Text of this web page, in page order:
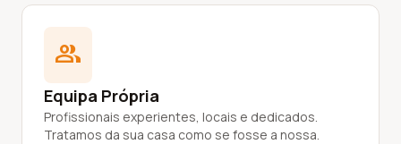
group
Equipa Própria
Profissionais experientes, locais e dedicados.
Tratamos da sua casa como se fosse a nossa.